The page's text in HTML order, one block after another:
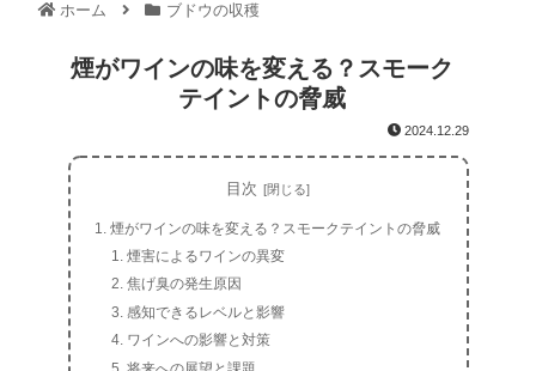
ホーム ブドウの収穫
煙がワインの味を変える？スモーク
テイントの脅威
2024.12.29
目次
煙がワインの味を変える？スモークテイントの脅威
煙害によるワインの異変
焦げ臭の発生原因
感知できるレベルと影響
ワインへの影響と対策